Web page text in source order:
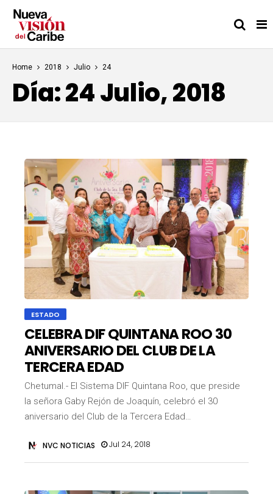
Home 2018 Julio 24
Día:24 Julio, 2018
ESTADO
CELEBRA DIF QUINTANA ROO 30
ANIVERSARIO DEL CLUB DE LA
TERCERA EDAD
Chetumal.- El Sistema DIF Quintana Roo, que preside
la señora Gaby Rejón de Joaquín, celebró el 30
aniversario del Club de la Tercera Edad…
NVC NOTICIAS Jul 24, 2018